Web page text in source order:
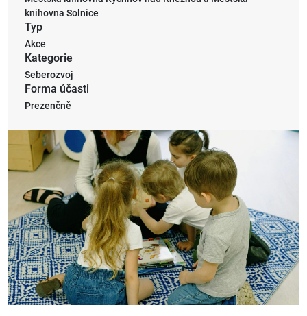
knihovna Solnice
Typ
Akce
Kategorie
Seberozvoj
Forma účasti
Prezenčně